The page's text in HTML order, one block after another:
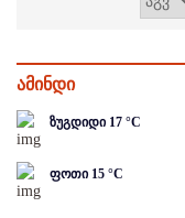
ამინდი
ზუგდიდი 17 °C
ფოთი 15 °C